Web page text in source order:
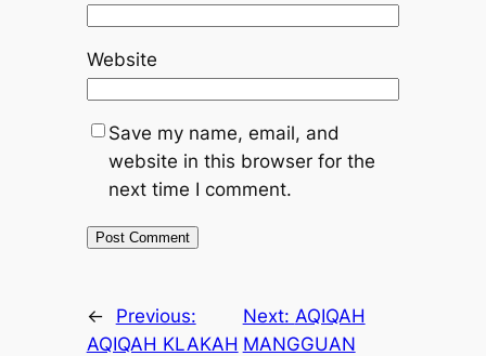
Website
Save my name, email, and
website in this browser for the
next time I comment.
←
Previous:
AQIQAH KLAKAH
Next: AQIQAH
MANGGUAN